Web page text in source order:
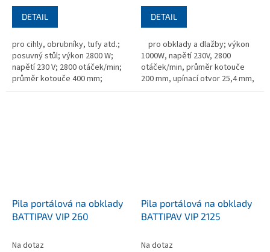
DETAIL
pro cihly, obrubníky, tufy atd.;
posuvný stůl; výkon 2800 W;
napětí 230 V; 2800 otáček/min;
průměr kotouče 400 mm;
upínací otvor 25,4 mm;
DETAIL
pro obklady a dlažby; výkon
1000W, napětí 230V, 2800
otáček/min, průměr kotouče
200 mm, upínací otvor 25,4 mm,
1260x560x470 mm, hmotnost 39
Pila portálová na obklady
BATTIPAV VIP 260
Na dotaz
Pila portálová na obklady
BATTIPAV VIP 2125
Na dotaz